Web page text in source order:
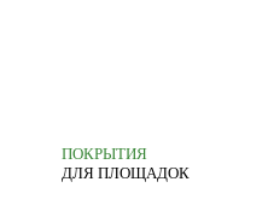
ПОКРЫТИЯ
ДЛЯ ПЛОЩАДОК